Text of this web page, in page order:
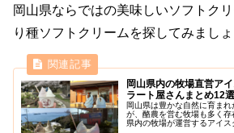
岡山県ならではの美味しいソフトク
り種ソフトクリームを探してみましょ
岡山県内の牧場直営ア
ラート屋さんまとめ12
岡山県は豊かな自然に育ま
が、酪農を営む牧場も多く
県内の牧場が運営するアイ